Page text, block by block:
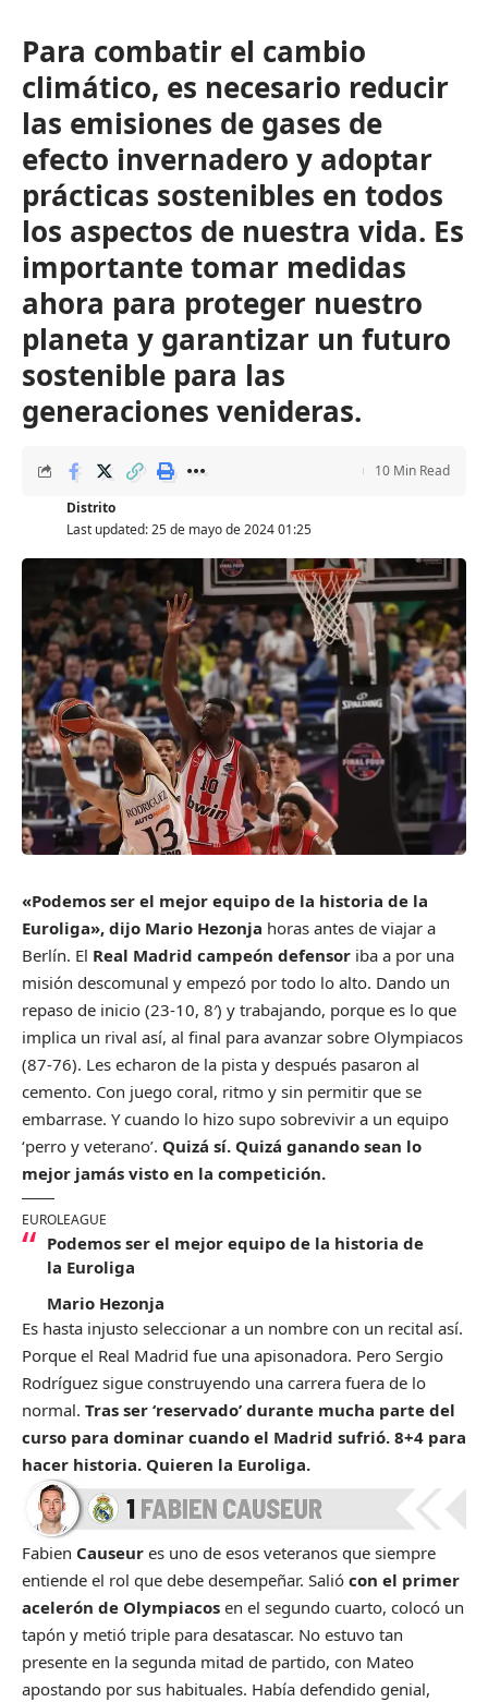
Para combatir el cambio
climático, es necesario reducir
las emisiones de gases de
efecto invernadero y adoptar
prácticas sostenibles en todos
los aspectos de nuestra vida. Es
importante tomar medidas
ahora para proteger nuestro
planeta y garantizar un futuro
sostenible para las
generaciones venideras.
Last updated: 25 de mayo de 2024 01:25
Distrito
10 Min Read
«Podemos ser el mejor equipo de la historia de la
Euroliga», dijo Mario Hezonja horas antes de viajar a
Berlín. El Real Madrid campeón defensor iba a por una
misión descomunal y empezó por todo lo alto. Dando un
repaso de inicio (23-10, 8′) y trabajando, porque es lo que
implica un rival así, al final para avanzar sobre Olympiacos
(87-76). Les echaron de la pista y después pasaron al
cemento. Con juego coral, ritmo y sin permitir que se
embarrase. Y cuando lo hizo supo sobrevivir a un equipo
‘perro y veterano’. Quizá sí. Quizá ganando sean lo
mejor jamás visto en la competición.
EUROLEAGUE
Podemos ser el mejor equipo de la historia de
la Euroliga
Mario Hezonja
Es hasta injusto seleccionar a un nombre con un recital así.
Porque el Real Madrid fue una apisonadora. Pero Sergio
Rodríguez sigue construyendo una carrera fuera de lo
normal. Tras ser ‘reservado’ durante mucha parte del
curso para dominar cuando el Madrid sufrió. 8+4 para
hacer historia. Quieren la Euroliga.
Fabien Causeur es uno de esos veteranos que siempre
entiende el rol que debe desempeñar. Salió con el primer
acelerón de Olympiacos en el segundo cuarto, colocó un
tapón y metió triple para desatascar. No estuvo tan
presente en la segunda mitad de partido, con Mateo
apostando por sus habituales. Había defendido genial,